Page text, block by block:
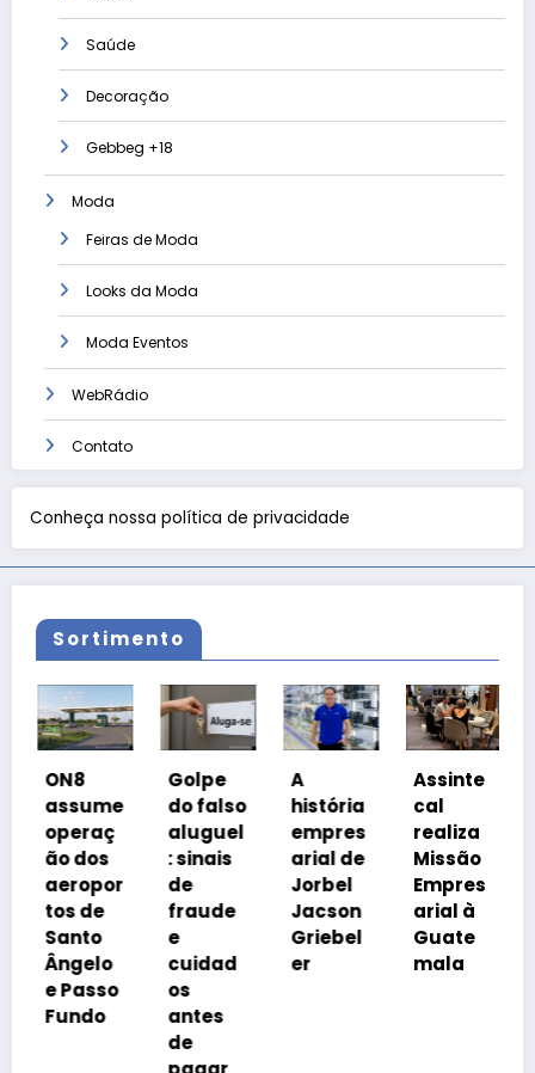
Saúde
Decoração
Gebbeg +18
Moda
Feiras de Moda
Looks da Moda
Moda Eventos
WebRádio
Contato
Conheça nossa política de privacidade
Sortimento
ON8
assume
operaç
ão dos
aeropor
tos de
Santo
Ângelo
e Passo
Fundo
Golpe
do falso
aluguel
: sinais
de
fraude
e
cuidad
os
antes
de
A
história
empres
arial de
Jorbel
Jacson
Griebel
er
Assinte
cal
realiza
Missão
Empres
arial à
Guate
mala